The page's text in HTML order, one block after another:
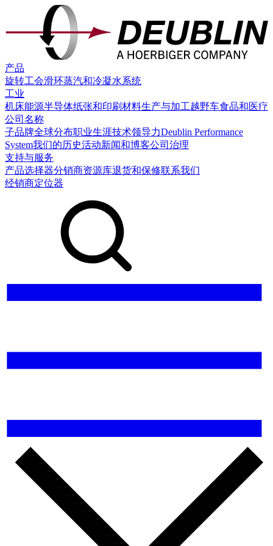
产品
旋转工会滑环蒸汽和冷凝水系统
工业
机床能源半导体纸张和印刷材料生产与加工越野车食品和医疗
公司名称
子品牌全球分布职业生涯技术领导力Deublin Performance
System我们的历史活动新闻和博客公司治理
支持与服务
产品选择器分销商资源库退货和保修联系我们
经销商定位器